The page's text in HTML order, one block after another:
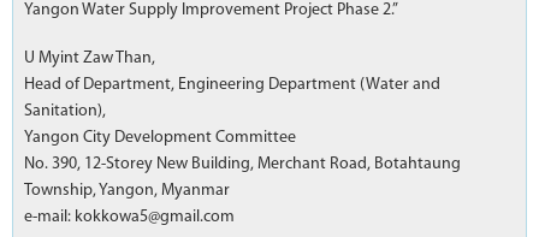
Yangon Water Supply Improvement Project Phase 2.”
U Myint Zaw Than,
Head of Department, Engineering Department (Water and
Sanitation),
Yangon City Development Committee
No. 390, 12-Storey New Building, Merchant Road, Botahtaung
Township, Yangon, Myanmar
e-mail: kokkowa5@gmail.com